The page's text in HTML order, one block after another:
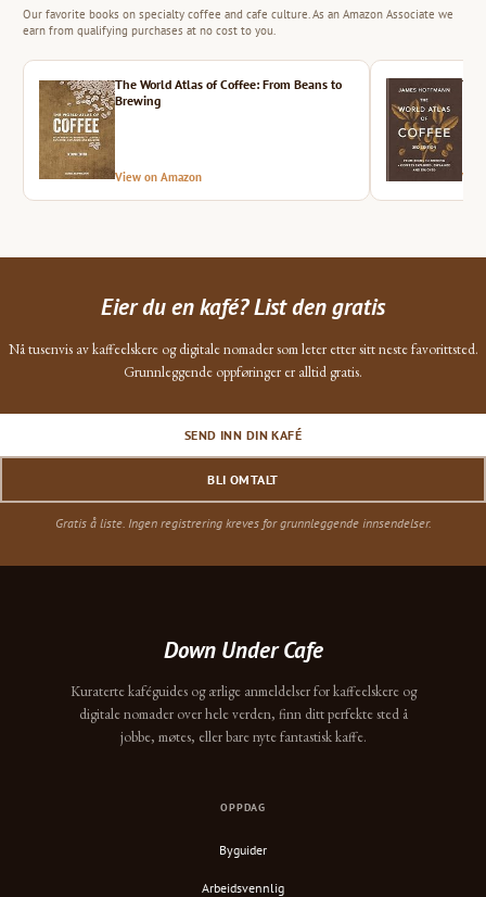
Our favorite books on specialty coffee and cafe culture. As an Amazon Associate we
earn from qualifying purchases at no cost to you.
The World Atlas of Coffee: From Beans to
Brewing
View on Amazon
Eier du en kafé? List den gratis
Nå tusenvis av kaffeelskere og digitale nomader som leter etter sitt neste favorittsted.
Grunnleggende oppføringer er alltid gratis.
SEND INN DIN KAFÉ
BLI OMTALT
Gratis å liste. Ingen registrering kreves for grunnleggende innsendelser.
Down Under Cafe
Kuraterte kaféguides og ærlige anmeldelser for kaffeelskere og
digitale nomader over hele verden, finn ditt perfekte sted å
jobbe, møtes, eller bare nyte fantastisk kaffe.
OPPDAG
Byguider
Arbeidsvennlig